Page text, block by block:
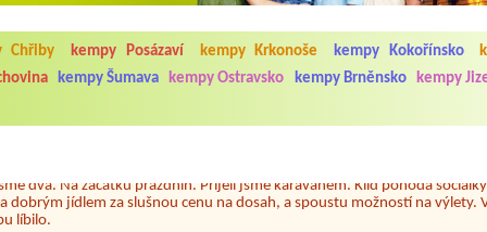
Chřiby kempy Posázaví kempy Krkonoše kempy Kokořínsko
kempy Šumava kempy Ostravsko kempy Brněnsko kempy
do 1.8. 2026. Kemp jako takový je pěkný. V umývárně i na WC bylo
není samozřejmost. V kempu je obchod a restaurace, kebab a
hluk z repráků u stanů a absolutní bezohlednost ostatních ubytovaných.
hrála jiná hudba.Kemp pěkný, ale takový rámus jsme ještě nezažili...
dva. Na začátku prázdnin. Přijeli jsme karavanem. Klid pohoda socialky
dobrým jídlem za slušnou cenu na dosah, a spoustu možností na výlety.
líbilo.